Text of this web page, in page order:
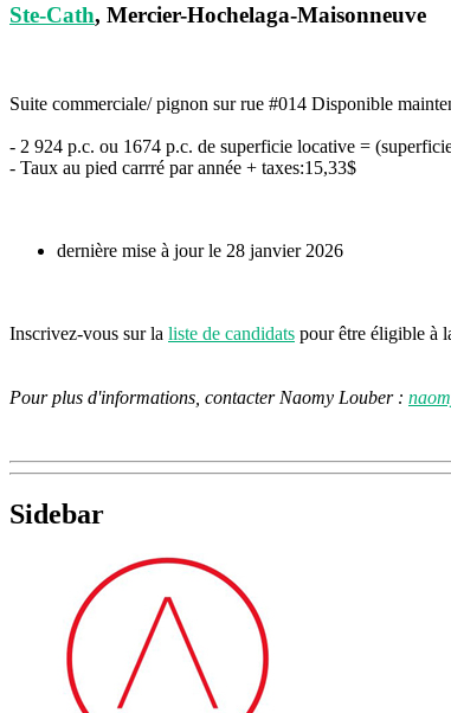
Ste-Cath, Mercier-Hochelaga-Maisonneuve
Suite commerciale/ pignon sur rue #014 Disponible
- 2 924 p.c. ou 1674 p.c. de superficie locative =
- Taux au pied carrré par année + taxes:15,33$
dernière mise à jour le 28 janvier 2026
Inscrivez-vous sur la liste de candidats pour être éligible à
Pour plus d'informations, contacter Naomy Louber :
Sidebar